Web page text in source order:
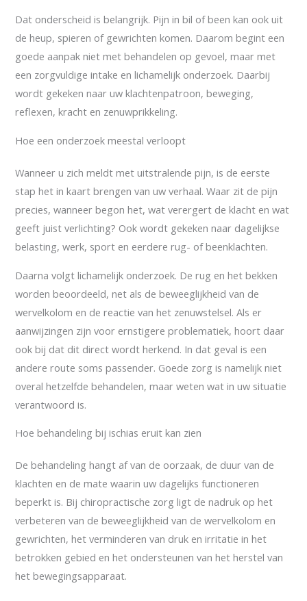
Dat onderscheid is belangrijk. Pijn in bil of been kan ook uit
de heup, spieren of gewrichten komen. Daarom begint een
goede aanpak niet met behandelen op gevoel, maar met
een zorgvuldige intake en lichamelijk onderzoek. Daarbij
wordt gekeken naar uw klachtenpatroon, beweging,
reflexen, kracht en zenuwprikkeling.
Hoe een onderzoek meestal verloopt
Wanneer u zich meldt met uitstralende pijn, is de eerste
stap het in kaart brengen van uw verhaal. Waar zit de pijn
precies, wanneer begon het, wat verergert de klacht en wat
geeft juist verlichting? Ook wordt gekeken naar dagelijkse
belasting, werk, sport en eerdere rug- of beenklachten.
Daarna volgt lichamelijk onderzoek. De rug en het bekken
worden beoordeeld, net als de beweeglijkheid van de
wervelkolom en de reactie van het zenuwstelsel. Als er
aanwijzingen zijn voor ernstigere problematiek, hoort daar
ook bij dat dit direct wordt herkend. In dat geval is een
andere route soms passender. Goede zorg is namelijk niet
overal hetzelfde behandelen, maar weten wat in uw situatie
verantwoord is.
Hoe behandeling bij ischias eruit kan zien
De behandeling hangt af van de oorzaak, de duur van de
klachten en de mate waarin uw dagelijks functioneren
beperkt is. Bij chiropractische zorg ligt de nadruk op het
verbeteren van de beweeglijkheid van de wervelkolom en
gewrichten, het verminderen van druk en irritatie in het
betrokken gebied en het ondersteunen van het herstel van
het bewegingsapparaat.